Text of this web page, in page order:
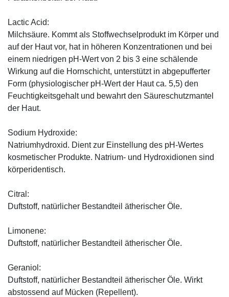
Lactic Acid:
Milchsäure. Kommt als Stoffwechselprodukt im Körper und
auf der Haut vor, hat in höheren Konzentrationen und bei
einem niedrigen pH-Wert von 2 bis 3 eine schälende
Wirkung auf die Hornschicht, unterstützt in abgepufferter
Form (physiologischer pH-Wert der Haut ca. 5,5) den
Feuchtigkeitsgehalt und bewahrt den Säureschutzmantel
der Haut.
Sodium Hydroxide:
Natriumhydroxid. Dient zur Einstellung des pH-Wertes
kosmetischer Produkte. Natrium- und Hydroxidionen sind
körperidentisch.
Citral:
Duftstoff, natürlicher Bestandteil ätherischer Öle.
Limonene:
Duftstoff, natürlicher Bestandteil ätherischer Öle.
Geraniol:
Duftstoff, natürlicher Bestandteil ätherischer Öle. Wirkt
abstossend auf Mücken (Repellent).